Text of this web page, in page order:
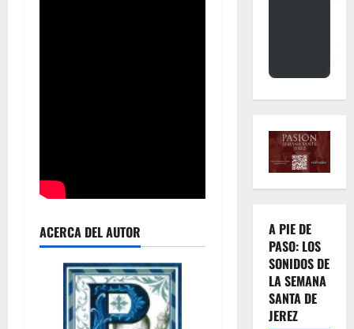
ACERCA DEL AUTOR
A PIE DE
PASO: LOS
SONIDOS DE
LA SEMANA
SANTA DE
JEREZ